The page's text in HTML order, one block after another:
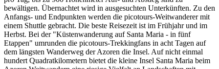
bewältigen. Übernachtet wird in ausgesuchten Unterkünften. Zu den
Anfangs- und Endpunkten werden die picotours-Weitwanderer mit
einem Shuttle gebracht. Die beste Reisezeit ist im Frühjahr und im
Herbst. Bei der "Küstenwanderung auf Santa Maria - in fünf
Etappen" umrunden die picotours-Trekkingfans in acht Tagen auf
dem längsten Wanderweg der Azoren die Insel. Auf nicht einmal
hundert Quadratkilometern bietet die kleine Insel Santa Maria beim